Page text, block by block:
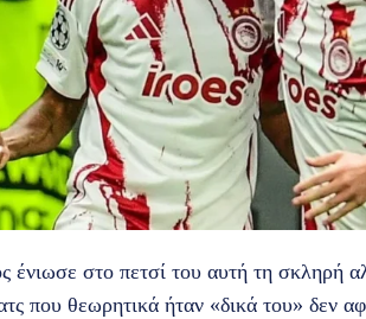
ένιωσε στο πετσί του αυτή τη σκληρή
που θεωρητικά ήταν «δικά του» δεν